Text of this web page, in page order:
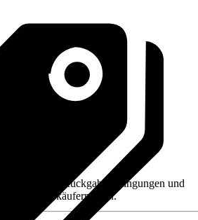
wie z. B. Rückgabebedingungen und
den Verkäufernamen.